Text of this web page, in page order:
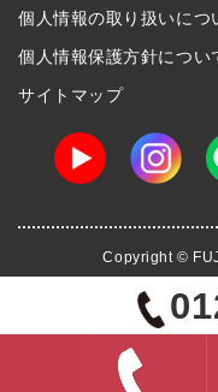
個人情報の取り扱いにつ
個人情報保護方針につい
サイトマップ
Copyright ©